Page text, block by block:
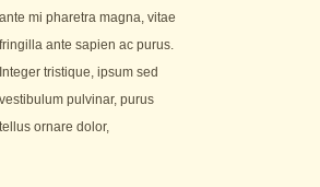
ante mi pharetra magna, vitae
fringilla ante sapien ac purus.
Integer tristique, ipsum sed
vestibulum pulvinar, purus
tellus ornare dolor,